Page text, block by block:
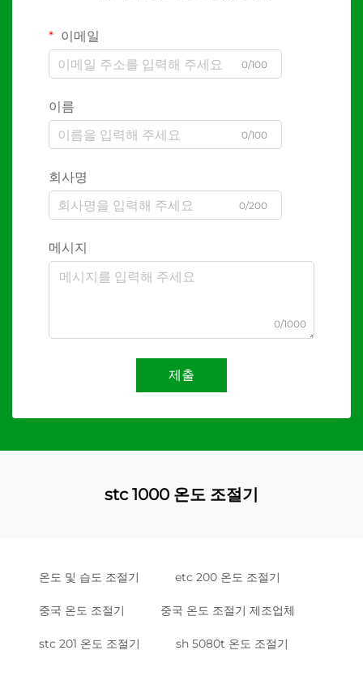
이메일
0/100
이름
0/100
회사명
0/200
메시지
0/1000
제출
stc 1000 온도 조절기
온도 및 습도 조절기 etc 200 온도 조절기
중국 온도 조절기 중국 온도 조절기 제조업체
stc 201 온도 조절기 sh 5080t 온도 조절기